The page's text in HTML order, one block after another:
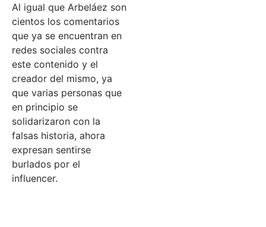
Al igual que Arbeláez son
cientos los comentarios
que ya se encuentran en
redes sociales contra
este contenido y el
creador del mismo, ya
que varias personas que
en principio se
solidarizaron con la
falsas historia, ahora
expresan sentirse
burlados por el
influencer.